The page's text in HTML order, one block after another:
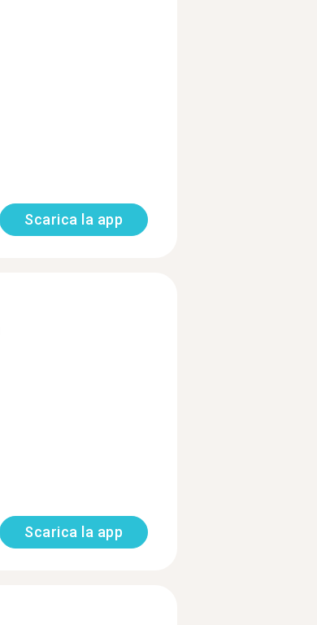
Scarica la app
Scarica la app